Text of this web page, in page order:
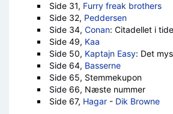
Side 31, Furry freak brothers
Side 32, Peddersen
Side 34, Conan: Citadellet i
Side 49, Kaa
Side 50, Kaptajn Easy: Det
Side 64, Basserne
Side 65, Stemmekupon
Side 66, Næste nummer
Side 67, Hagar- Dik Browne